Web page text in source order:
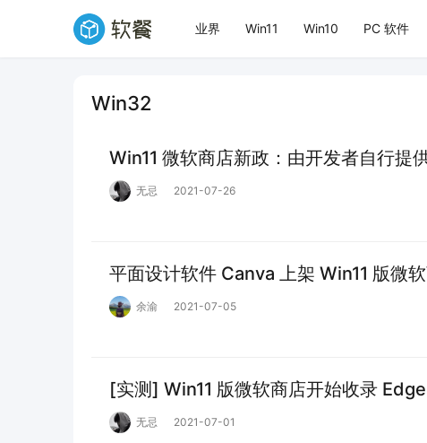
业界 Win11 Win10 PC 软件
Win32
Win11 微软商店新政：由开发者自行提
无忌 2021-07-26
平面设计软件 Canva 上架 Win11 版微
余渝 2021-07-05
[实测] Win11 版微软商店开始收录
无忌 2021-07-01